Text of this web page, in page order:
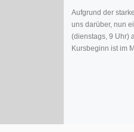
Aufgrund der
uns darüber, nun
(dienstags, 9 Uhr)
Kursbeginn ist im